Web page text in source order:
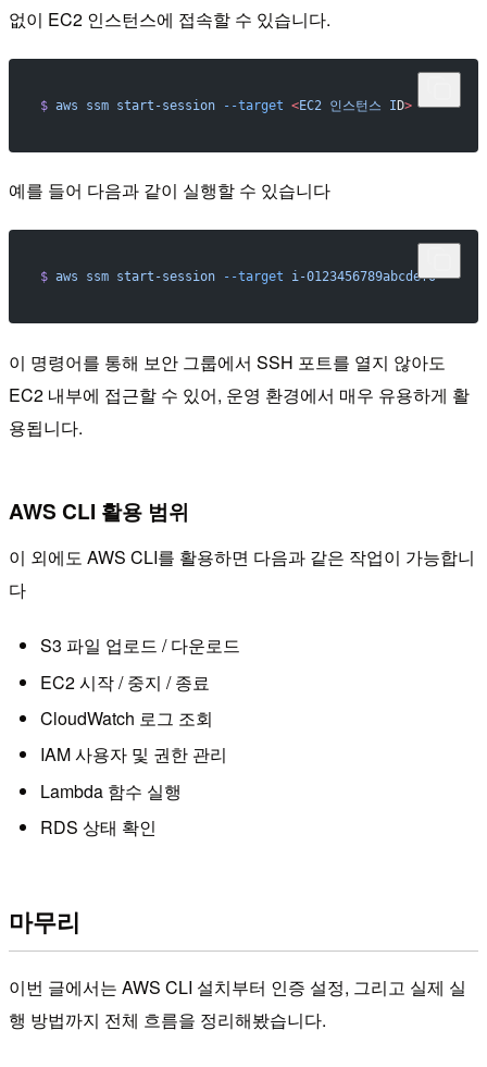
없이 EC2 인스턴스에 접속할 수 있습니다.
$ aws ssm start-session --target <EC2 인스턴스 ID>
예를 들어 다음과 같이 실행할 수 있습니다
$ aws ssm start-session --target i-0123456789abcdef0
이 명령어를 통해 보안 그룹에서 SSH 포트를 열지 않아도
EC2 내부에 접근할 수 있어, 운영 환경에서 매우 유용하게 활
용됩니다.
AWS CLI 활용 범위
이 외에도 AWS CLI를 활용하면 다음과 같은 작업이 가능합니
다
S3 파일 업로드 / 다운로드
EC2 시작 / 중지 / 종료
CloudWatch 로그 조회
IAM 사용자 및 권한 관리
Lambda 함수 실행
RDS 상태 확인
마무리
이번 글에서는 AWS CLI 설치부터 인증 설정, 그리고 실제 실
행 방법까지 전체 흐름을 정리해봤습니다.